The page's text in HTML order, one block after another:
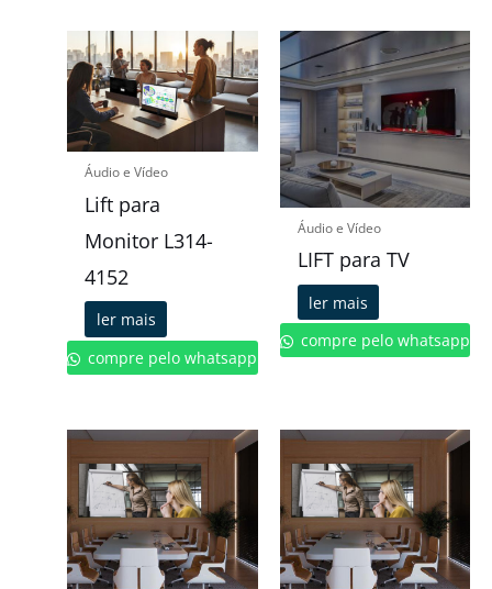
Áudio e Vídeo
Lift para
Monitor L314-
4152
ler mais
compre pelo whatsapp
Áudio e Vídeo
LIFT para TV
ler mais
compre pelo whatsapp